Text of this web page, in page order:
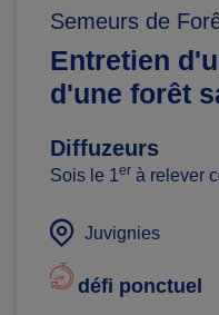
Semeurs de
Entretien
d'une forêt
Diffuzeurs
Sois le 1er à relever
Juvignies
défi ponctuel